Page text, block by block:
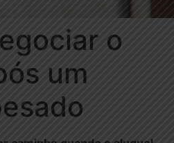
o
um